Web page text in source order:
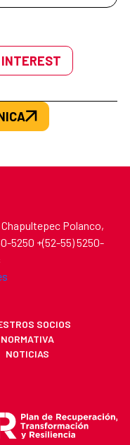
INTEREST
Chapultepec Polanco,
5250 +(52-55) 5250-
SOCIOS
NORMATIVA
NOTICIAS